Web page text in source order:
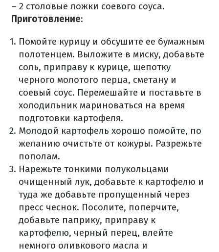
– 2 столовые ложки соевого соуса.
Приготовление:
Помойте курицу и обсушите ее бумажным
полотенцем. Выложите в миску, добавьте
соль, приправу к курице, щепотку
черного молотого перца, сметану и
соевый соус. Перемешайте и поставьте в
холодильник мариноваться на время
подготовки картофеля.
Молодой картофель хорошо помойте, по
желанию очистьте от кожуры. Разрежьте
пополам.
Нарежьте тонкими полукольцами
очищенный лук, добавьте к картофелю и
туда же добавьте пропущенный через
пресс чеснок. Посолите, поперчите,
добавьте паприку, приправу к
картофелю, черный перец, влейте
немного оливкового масла и